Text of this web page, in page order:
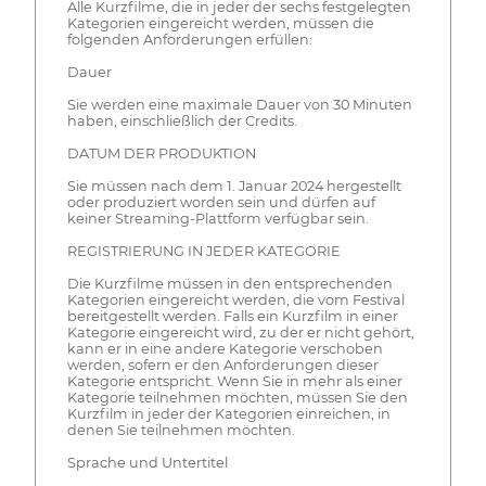
Alle Kurzfilme, die in jeder der sechs festgelegten
Kategorien eingereicht werden, müssen die
folgenden Anforderungen erfüllen:
Dauer
Sie werden eine maximale Dauer von 30 Minuten
haben, einschließlich der Credits.
DATUM DER PRODUKTION
Sie müssen nach dem 1. Januar 2024 hergestellt
oder produziert worden sein und dürfen auf
keiner Streaming-Plattform verfügbar sein.
REGISTRIERUNG IN JEDER KATEGORIE
Die Kurzfilme müssen in den entsprechenden
Kategorien eingereicht werden, die vom Festival
bereitgestellt werden. Falls ein Kurzfilm in einer
Kategorie eingereicht wird, zu der er nicht gehört,
kann er in eine andere Kategorie verschoben
werden, sofern er den Anforderungen dieser
Kategorie entspricht. Wenn Sie in mehr als einer
Kategorie teilnehmen möchten, müssen Sie den
Kurzfilm in jeder der Kategorien einreichen, in
denen Sie teilnehmen möchten.
Sprache und Untertitel